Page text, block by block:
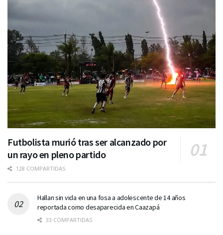
Futbolista murió tras ser alcanzado por
un rayo en pleno partido
128 COMPARTIDAS
Hallan sin vida en una fosa a adolescente de 14 años
reportada como desaparecida en Caazapá
33 COMPARTIDAS